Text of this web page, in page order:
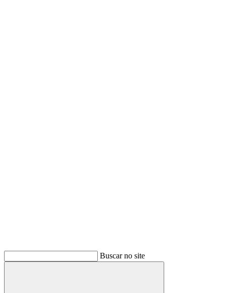
Buscar no site